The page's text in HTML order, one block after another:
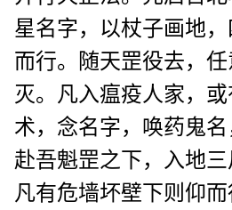
星名字，以杖子画地
而行。随天罡役去，
灭。凡入瘟疫人家，
术，念名字，唤药鬼名
赴吾魁罡之下，入地三
凡有危墙坏壁下则仰